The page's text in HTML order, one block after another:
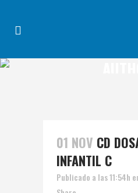
01 NOV CD
INFANTIL C
Publicado a las 11:54h